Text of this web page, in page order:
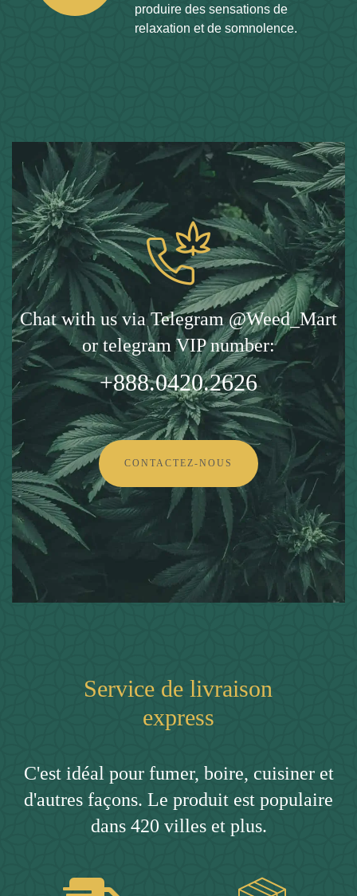
produire des sensations de
relaxation et de somnolence.
Chat with us via Telegram @Weed_Mart
or telegram VIP number:
+888.0420.2626
CONTACTEZ-NOUS
Service de livraison
express
C'est idéal pour fumer, boire, cuisiner et
d'autres façons. Le produit est populaire
dans 420 villes et plus.